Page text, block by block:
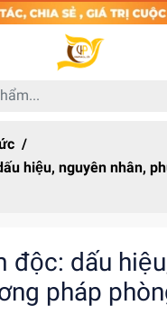
/
hiệu, nguyên nhân,
độc: dấu
pháp